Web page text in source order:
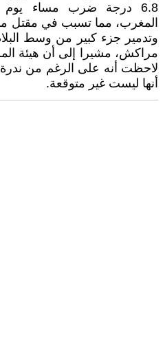
6.8 درجة ضرب مساء
وتدمير جزء كبير من وسط
مراكش، مشيرا إلى أن هيئة
لاحظت أنه على الرغم من ندرة
أنها ليست غير متوقعة.